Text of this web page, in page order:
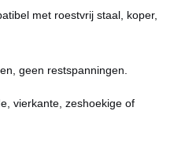
met roestvrij staal, koper,
geen restspanningen.
vierkante, zeshoekige of